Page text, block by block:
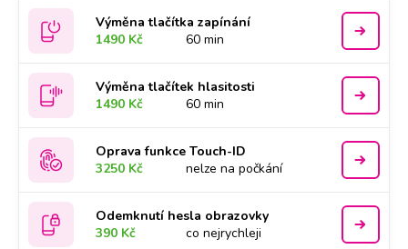
Výměna tlačítka zapínání
1490 Kč
60 min
Výměna tlačítek hlasitosti
1490 Kč
60 min
Oprava funkce Touch-ID
3250 Kč
nelze na počkání
Odemknutí hesla obrazovky
390 Kč
co nejrychleji